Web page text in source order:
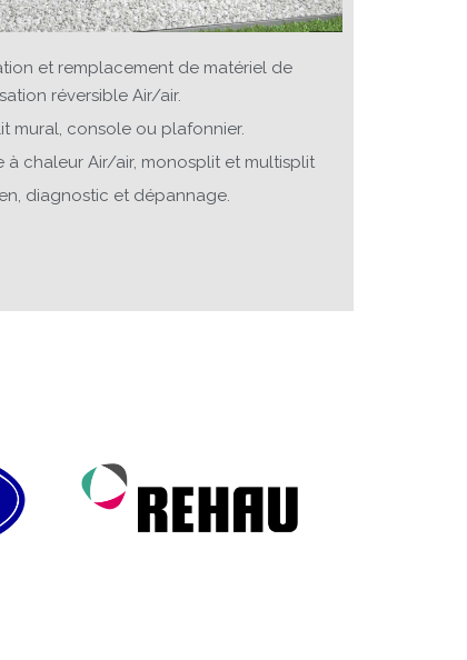
et remplacement de matériel de
réversible Air/air.
mural, console ou plafonnier.
à chaleur Air/air, monosplit et multisplit
diagnostic et dépannage.